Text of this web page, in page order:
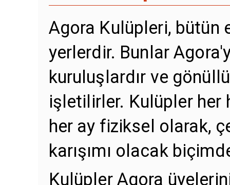
Agora Kulüpleri, bütün
yerlerdir. Bunlar
kuruluşlardır ve
işletilirler. Kulüpler
her ay fiziksel olarak,
karışımı olacak
Kulüpler Agora